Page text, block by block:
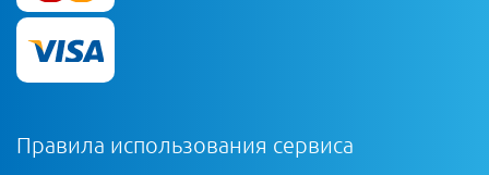
Правила использования сервиса